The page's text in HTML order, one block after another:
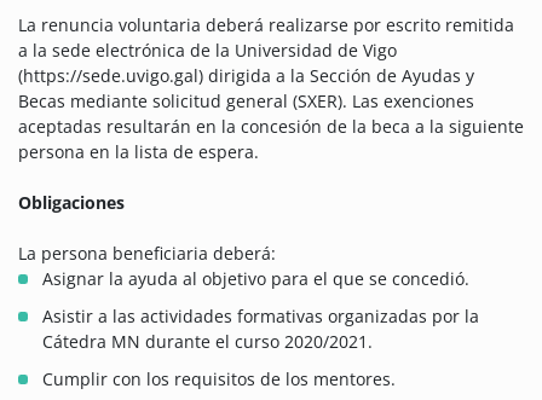
La renuncia voluntaria deberá realizarse por escrito remitida
a la sede electrónica de la Universidad de Vigo
(https://sede.uvigo.gal) dirigida a la Sección de Ayudas y
Becas mediante solicitud general (SXER). Las exenciones
aceptadas resultarán en la concesión de la beca a la siguiente
persona en la lista de espera.
Obligaciones
La persona beneficiaria deberá:
Asignar la ayuda al objetivo para el que se concedió.
Asistir a las actividades formativas organizadas por la
Cátedra MN durante el curso 2020/2021.
Cumplir con los requisitos de los mentores.